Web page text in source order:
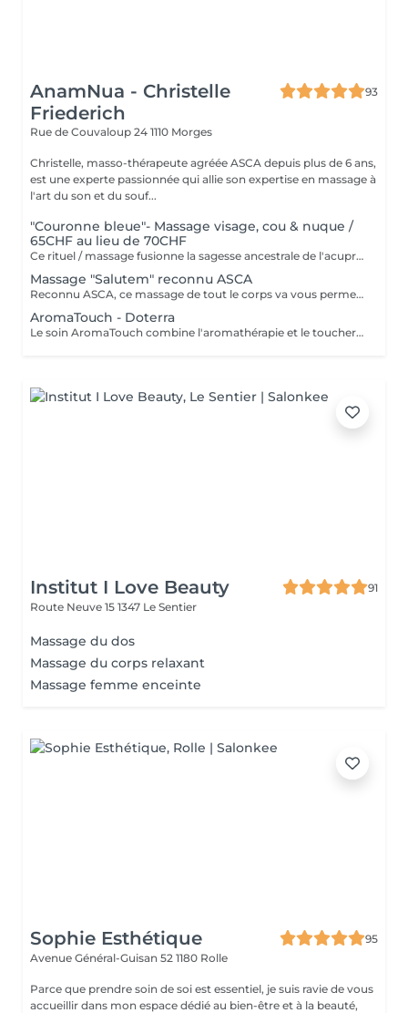
AnamNua - Christelle
Friederich
93
Rue de Couvaloup 24 1110 Morges
Christelle, masso-thérapeute agréée ASCA depuis plus de 6 ans,
est une experte passionnée qui allie son expertise en massage à
l'art du son et du souf...
"Couronne bleue"- Massage visage, cou & nuque /
65CHF au lieu de 70CHF
Ce rituel / massage fusionne la sagesse ancestrale de l'acupression et l'énergie cristalline pour ouvrir votre Chakra Couronne à la conscience universelle et libérer votre Chakra Gorge pour une expression authentique. Il uvre à dissoudre les tensions ancrées dans le haut de votre corps, purifiant votre champ énergétique.
Massage "Salutem" reconnu ASCA
Reconnu ASCA, ce massage de tout le corps va vous permettre de stimuler votre circulation sanguine, une tonification des muscles, un drainage des toxines pour oxygéner vos tissus musculaires, un assouplissement des articulations ainsi qu'un renforcement du système immunitaire. Cette méthode consiste à remédier à certains problèmes d'ordre physique et psychologique (douleurs musculaires et articulaires, stress, dépression).Votre responsabilité : Voir avec votre assurance complémentaire pour le rembrousement ASCA : Christelle Friederich- Massage Classique Agrée depuis 2021
AromaTouch - Doterra
Le soin AromaTouch combine l'aromathérapie et le toucher pour favoriser relaxation et bien-être. En utilisant une synergie de huit huiles essentielles, ce protocole aide à diminuer le stress, à équilibrer les émotions et à soulager les tensions( ce massage se situe au dos et au pied). Offrez-vous une expérience revitalisante et apaisante avec AromaTouch de doTERRA. Le soin dure environ 45 minutes et est adapté à tous, avec des précautions à suivre concernant l'exposition au soleil et les restrictions liées aux huiles essentielles. ( Ne convient pas aux futures mamans et aux enfants)
Institut I Love Beauty
91
Route Neuve 15 1347 Le Sentier
Massage du dos
Massage du corps relaxant
Massage femme enceinte
Sophie Esthétique
95
Avenue Général-Guisan 52 1180 Rolle
Parce que prendre soin de soi est essentiel, je suis ravie de vous
accueillir dans mon espace dédié au bien-être et à la beauté,